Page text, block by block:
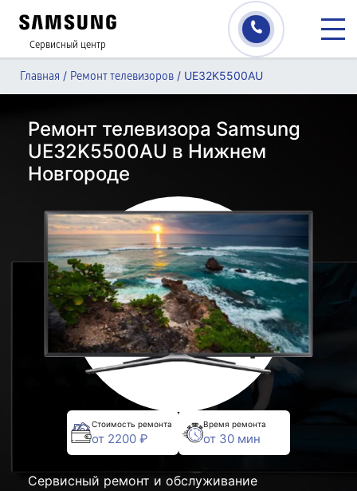
Сервисный центр
Главная / Ремонт телевизоров / UE32K5500AU
Ремонт телевизора Samsung
UE32K5500AU в Нижнем
Новгороде
Стоимость ремонта
от 2200 ₽
Время ремонта
от 30 мин
Сервисный ремонт и обслуживание